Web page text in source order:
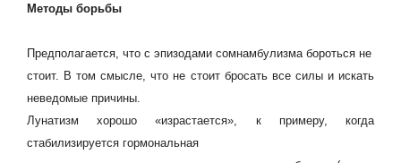
Методы борьбы
Предполагается, что с эпизодами сомнамбулизма бороться не
стоит. В том смысле, что не стоит бросать все силы и искать
неведомые причины.
Лунатизм хорошо «израстается», к примеру, когда
стабилизируется гормональная